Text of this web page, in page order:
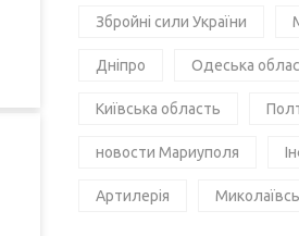
Збройні сили України
Дніпро Одеська
Київська область
новости Мариуполя
Артилерія